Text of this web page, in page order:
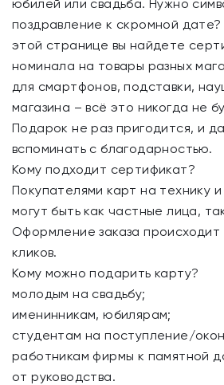
юбилей или свадьба. Нужно
поздравление к скромной
этой странице вы найдете
номинала на товары разных
для смартфонов, подставки,
магазина – всё это никогда не
Подарок не раз пригодится, и
вспоминать с благодарностью.
Кому подходит сертификат?
Покупателями карт на технику
могут быть как частные лица,
Оформление заказа происходит
кликов.
Кому можно подарить карту?
молодым на свадьбу;
именинникам, юбилярам;
студентам на поступление/
работникам фирмы к памятной
от руководства.